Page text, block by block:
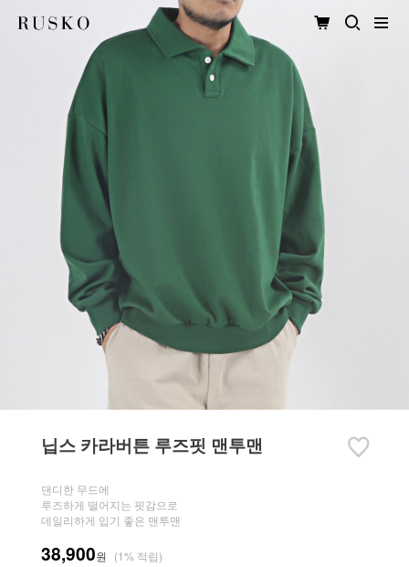
닙스 카라버튼 루즈핏 맨투맨
댄디한 무드에
루즈하게 떨어지는 핏감으로
데일리하게 입기 좋은 맨투맨
38,900원 (1% 적립)